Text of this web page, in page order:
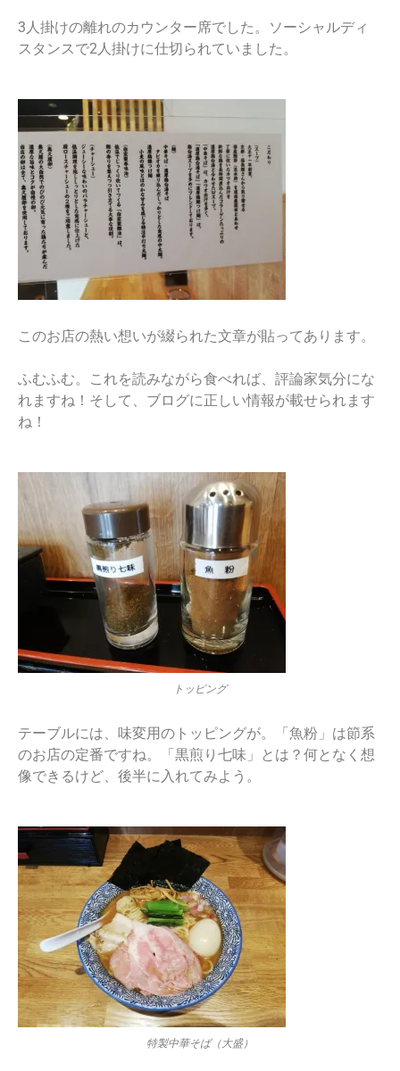
3人掛けの離れのカウンター席でした。ソーシャルディ
スタンスで2人掛けに仕切られていました。
このお店の熱い想いが綴られた文章が貼ってあります。
ふむふむ。これを読みながら食べれば、評論家気分にな
れますね！そして、ブログに正しい情報が載せられます
ね！
トッピング
テーブルには、味変用のトッピングが。「魚粉」は節系
のお店の定番ですね。「黒煎り七味」とは？何となく想
像できるけど、後半に入れてみよう。
特製中華そば（大盛）